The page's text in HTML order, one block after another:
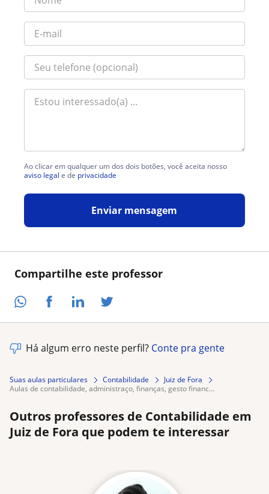
Compartilhe este professor
Ao clicar em qualquer um dos dois botões, você aceita nosso
aviso legal e de privacidade
Enviar mensagem
Há algum erro neste perfil? Conte pra gente
Suas aulas particulares Contabilidade
Juiz de Fora
aulas de contabilidade, administraço, finanças, gesto financ...
Outros professores de Contabilidade em
Juiz de Fora que podem te interessar